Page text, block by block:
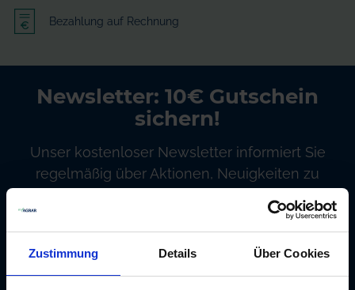
Zustimmung Details Über Cookies
Bezahlung auf Rechnung
Newsletter: 10€ Gutschein
sichern!
Unser kostenloser Newsletter informiert Sie
regelmäßig über Aktionen, Neuigkeiten zu
Empfehlungen. Die Abmeldung ist jederzeit
möglich.
Abonnieren